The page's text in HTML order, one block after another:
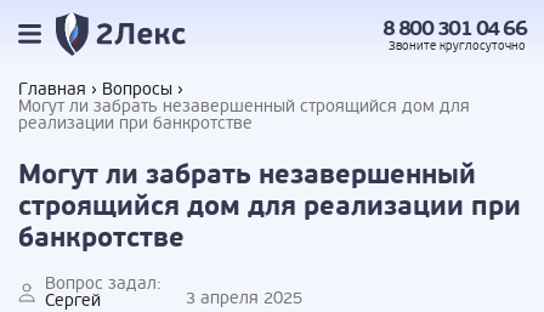
8 800 301 04 66
Звоните круглосуточно
Главная
Вопросы
Могут ли забрать незавершенный строящийся дом для
реализации при банкротстве
Могут ли забрать незавершенный
строящийся дом для реализации при
банкротстве
Вопрос задал:
Сергей
3 апреля 2025